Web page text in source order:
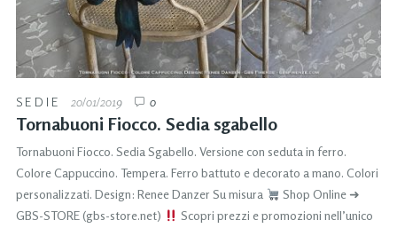
SEDIE 20/01/2019 0
Tornabuoni Fiocco. Sedia sgabello
Tornabuoni Fiocco. Sedia Sgabello. Versione con seduta in ferro.
Colore Cappuccino. Tempera. Ferro battuto e decorato a mano. Colori
personalizzati. Design: Renee Danzer Su misura
Shop Online ➜
GBS-STORE (gbs-store.net)
Scopri prezzi e promozioni nell’unico